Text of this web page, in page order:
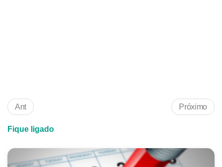
Ant Próximo
Fique ligado